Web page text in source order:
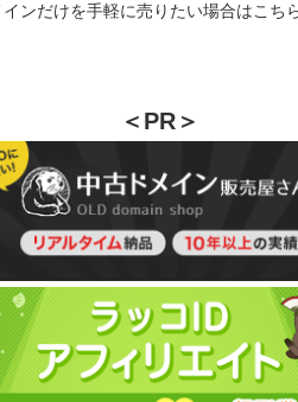
インだけを手軽に売りたい場合はこち
＜PR＞